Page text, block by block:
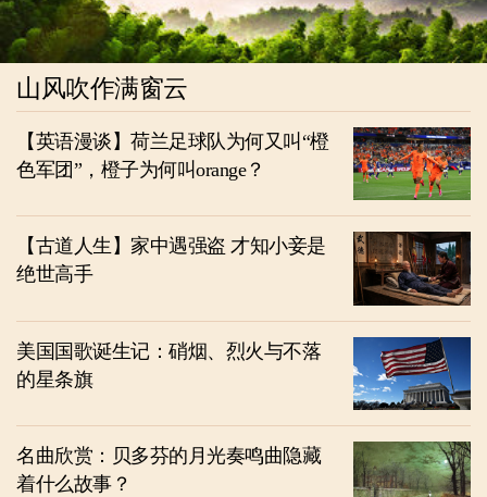
山风吹作满窗云
【英语漫谈】荷兰足球队为何又叫“橙
色军团”，橙子为何叫orange？
【古道人生】家中遇强盗 才知小妾是
绝世高手
美国国歌诞生记：硝烟、烈火与不落
的星条旗
名曲欣赏：贝多芬的月光奏鸣曲隐藏
着什么故事？